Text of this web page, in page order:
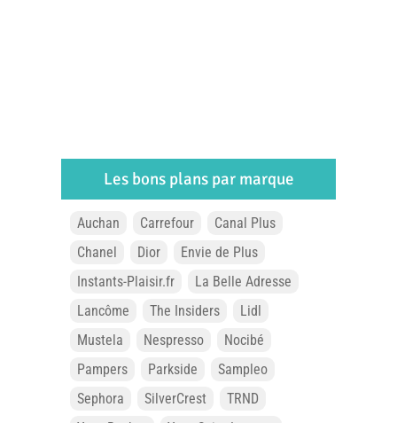
Les bons plans par marque
Auchan Carrefour
Canal Plus
Chanel
Dior
Envie de Plus
Instants-Plaisir.fr
La Belle Adresse
Lancôme
The Insiders
Lidl
Mustela
Nespresso
Nocibé
Pampers
Parkside
Sampleo
Sephora
SilverCrest
TRND